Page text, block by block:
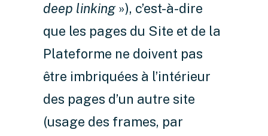
deep linking »), c’est-à-dire
que les pages du Site et de la
Plateforme ne doivent pas
être imbriquées à l’intérieur
des pages d’un autre site
(usage des frames, par